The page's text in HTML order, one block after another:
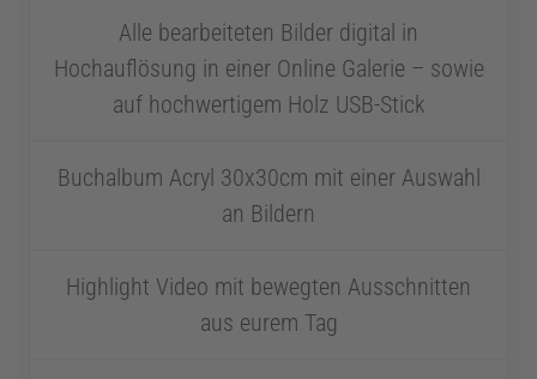
Alle bearbeiteten Bilder digital in
Hochauflösung in einer Online Galerie – sowie
auf hochwertigem Holz USB-Stick
Buchalbum Acryl 30x30cm mit einer Auswahl
an Bildern
Highlight Video mit bewegten Ausschnitten
aus eurem Tag